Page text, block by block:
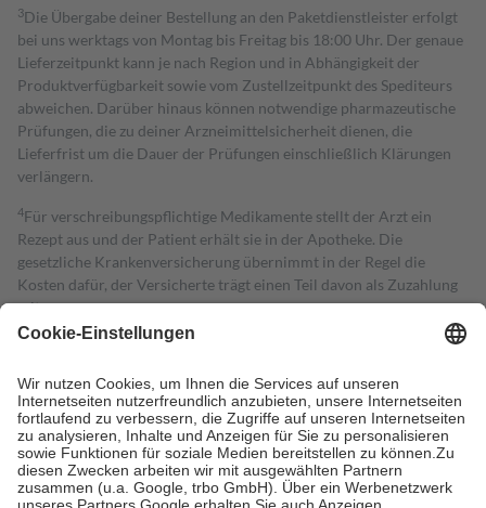
3Die Übergabe deiner Bestellung an den Paketdienstleister erfolgt
bei uns werktags von Montag bis Freitag bis 18:00 Uhr. Der genaue
Lieferzeitpunkt kann je nach Region und in Abhängigkeit der
Produktverfügbarkeit sowie vom Zustellzeitpunkt des Spediteurs
abweichen. Darüber hinaus können notwendige pharmazeutische
Prüfungen, die zu deiner Arzneimittelsicherheit dienen, die
Lieferfrist um die Dauer der Prüfungen einschließlich Klärungen
verlängern.
4Für verschreibungspflichtige Medikamente stellt der Arzt ein
Rezept aus und der Patient erhält sie in der Apotheke. Die
gesetzliche Krankenversicherung übernimmt in der Regel die
Kosten dafür, der Versicherte trägt einen Teil davon als Zuzahlung
mit.
Grundsätzlich leisten Mitglieder Zuzahlungen in Höhe von zehn
höchstens zehn Euro.
Es sind jedoch nie mehr als die tatsächlichen
Kosten der Leistung zu entrichten.
Diese Regeln gelten grundsätzlich auch für Online-Apotheken.
Bei Heilmitteln und häuslicher Krankenpflege beträgt die
Zuzahlung zehn Prozent der Kosten sowie zehn Euro je
Verordnung.